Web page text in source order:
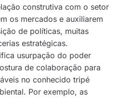
construtiva com o setor
os mercados e auxiliarem
de políticas, muitas
estratégicas.
usurpação do poder
de colaboração para
no conhecido tripé
Por exemplo, as